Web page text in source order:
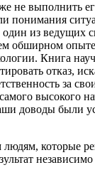
не выполнить
понимания
из ведущих
обширном
Книга
отказ,
за
высокого
доводы
которые